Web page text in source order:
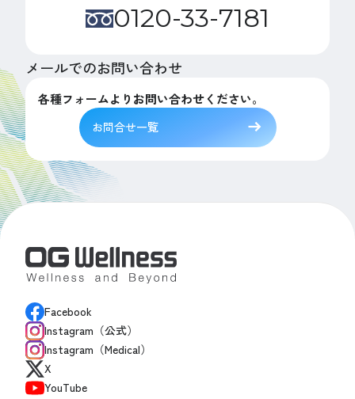
0120-33-7181
メールでのお問い合わせ
各種フォームよりお問い合わせください。
お問合せ一覧
Facebook
Instagram（公式）
Instagram（Medical）
X
YouTube